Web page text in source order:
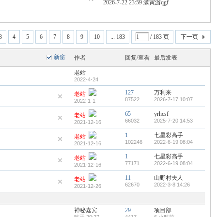
2026-7-22 23:59潇寅游qgf
4 5 6 7 8 9 10 ... 183 / 183 页 下一页
新窗 作者 回复/查看 最后发表
老站
2022-4-24
老站
2022-1-1
127
87522
万利来
2026-7-17 10:07
老站
2021-12-16
65
66032
yrhcsf
2025-7-20 14:53
老站
2021-12-16
1
102246
七星彩高手
2022-6-19 08:04
老站
2021-12-16
1
77171
七星彩高手
2022-6-19 08:04
老站
2021-12-26
11
62670
山野村夫人
2022-3-8 14:26
神秘嘉宾 29 项目部